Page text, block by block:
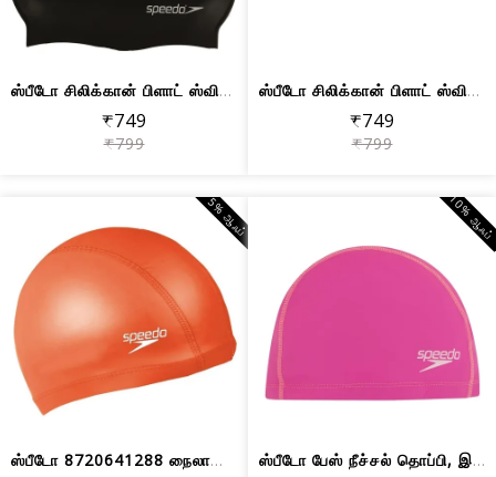
ஸ்பீடோ சிலிக்கான் பிளாட் ஸ்விம்கேப் (...
₹749
₹799
ஸ்பீடோ சிலிக்கான் பிளாட் ஸ்விம்கேப் (...
₹749
₹799
ஸ்பீடோ 8720641288 நைலான் பேஸ் கேப், 1...
5% ஆஃப்
ஸ்பீடோ பேஸ் நீச்சல் தொப்பி, இலவச அளவு...
10%